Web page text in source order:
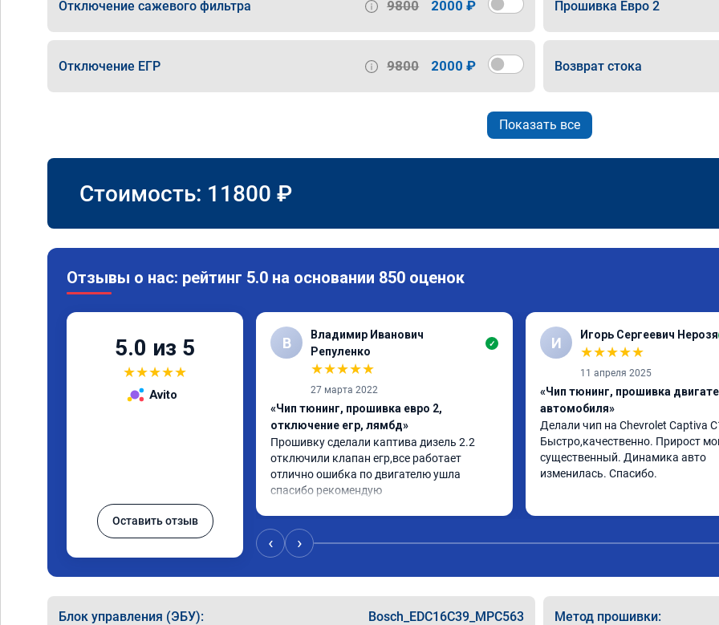
Отключение сажевого фильтра 9800 2000 ₽ Прошивка Евро 2
Отключение ЕГР 9800 2000 ₽ Возврат стока
Показать все
Стоимость: 11800 ₽
Отзывы о нас: рейтинг 5.0 на основании 850 оценок
5.0 из 5
★★★★★
Avito
Оставить отзыв
В
Владимир Иванович
Репуленко
✓
★★★★★
27 марта 2022
«Чип тюнинг, прошивка евро 2,
отключение егр, лямбд»
Прошивку сделали каптива дизель 2.2
отключили клапан егр,все работает
отлично ошибка по двигателю ушла
спасибо рекомендую
И Игорь Сергеевич Нерозя
★★★★★
11 апреля 2025
«Чип тюнинг, прошивка
автомобиля»
Делали чип на Chevrolet Captiva
Быстро,качественно. Прирост
существенный. Динамика авто
изменилась. Спасибо.
‹ ›
Блок управления (ЭБУ): Bosch_EDC16C39_MPC563 Метод прошивки: